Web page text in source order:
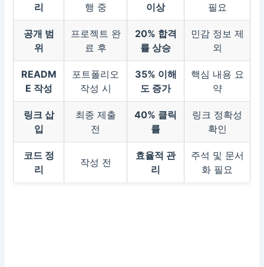
리
행 중
이상
필요
공개 범
위
프로젝트 완
료 후
20% 합격
률 상승
민감 정보 제
외
READM
E 작성
포트폴리오
작성 시
35% 이해
도 증가
핵심 내용 요
약
링크 삽
입
최종 제출
전
40% 클릭
률
링크 정확성
확인
코드 정
리
작성 전
효율적 관
리
주석 및 문서
화 필요